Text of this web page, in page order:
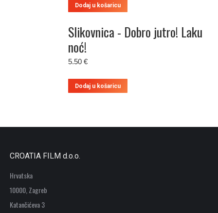
Dodaj u košaricu
Slikovnica - Dobro jutro! Laku
noć!
5.50 €
Dodaj u košaricu
CROATIA FILM d.o.o.
Hrvatska
10000, Zagreb
Katančićeva 3